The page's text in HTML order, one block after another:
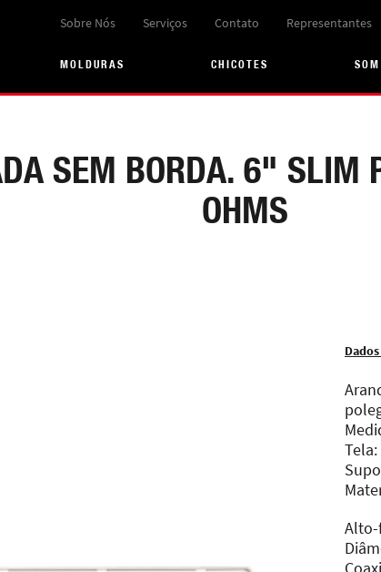
Sobre Nós Serviços Contato Representantes
MOLDURAS CHICOTES
SEM BORDA. 6" SLIM
OHMS